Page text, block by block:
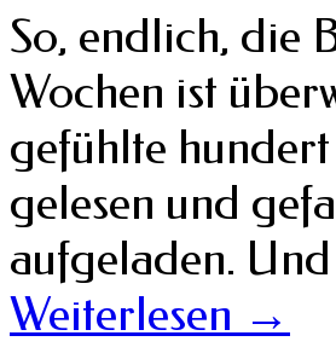
So, endlich, die
Wochen ist
gefühlte
gelesen und
aufgeladen.
Weiterlesen →